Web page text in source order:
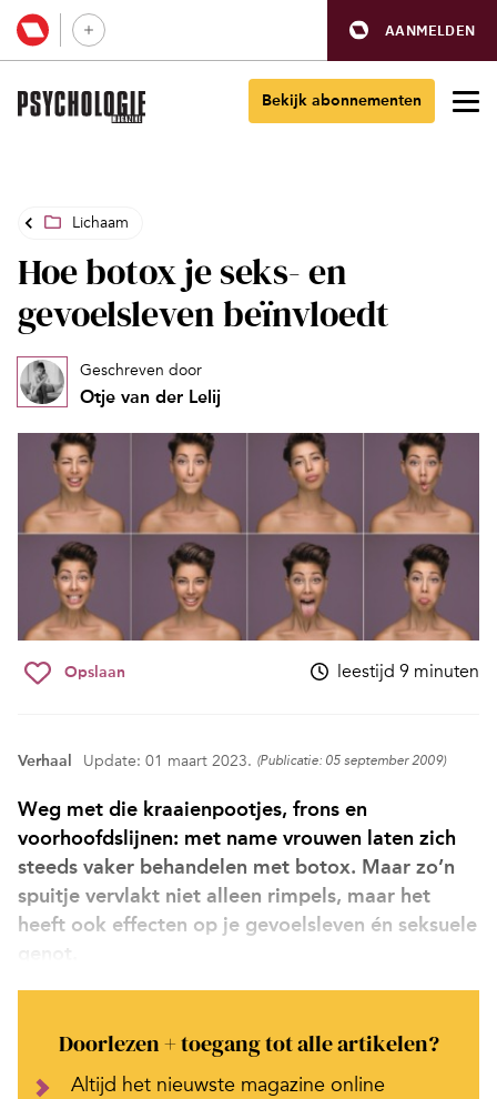
AANMELDEN
Bekijk abonnementen
Lichaam
Hoe botox je seks- en
gevoelsleven beïnvloedt
Geschreven door
Otje van der Lelij
Opslaan leestijd 9 minuten
Verhaal Update: 01 maart 2023. (Publicatie: 05 september 2009)
Weg met die kraaienpootjes, frons en
voorhoofdslijnen: met name vrouwen laten zich
steeds vaker behandelen met botox. Maar zo’n
spuitje vervlakt niet alleen rimpels, maar het
heeft ook effecten op je gevoelsleven én seksuele
Doorlezen + toegang tot alle artikelen?
Altijd het nieuwste magazine online